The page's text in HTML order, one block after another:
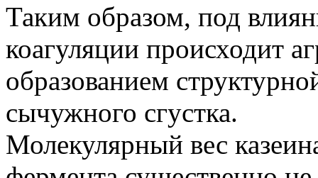
Таким образом, под
коагуляции происходит
образованием
сычужного сгустка.
Молекулярный вес